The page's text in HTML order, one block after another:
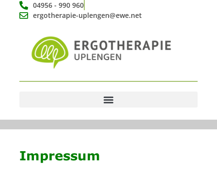
04956 - 990 960
ergotherapie-uplengen@ewe.net
Impressum